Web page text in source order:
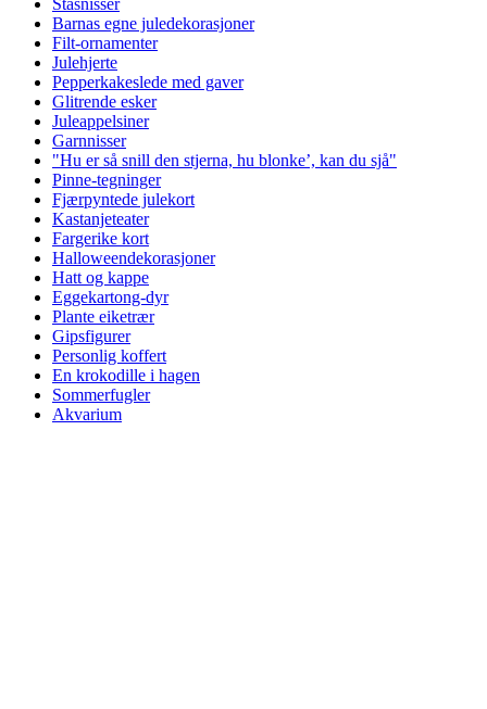
Barnas egne juledekorasjoner
Filt-ornamenter
Julehjerte
Pepperkakeslede med gaver
Glitrende esker
Juleappelsiner
Garnnisser
"Hu er så snill den stjerna, hu blonke’, kan du sjå"
Pinne-tegninger
Fjærpyntede julekort
Kastanjeteater
Fargerike kort
Halloweendekorasjoner
Hatt og kappe
Eggekartong-dyr
Plante eiketrær
Gipsfigurer
Personlig koffert
En krokodille i hagen
Sommerfugler
Akvarium